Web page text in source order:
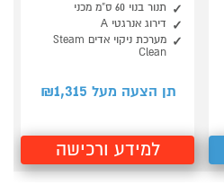
תנור בנוי 60 ס”מ מכני
דירוג אנרגטי A
מערכת ניקוי אדים Steam
Clean
תן הצעה מעל ₪ 1,315
למידע ורכישה